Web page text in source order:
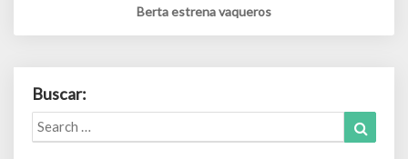
Berta estrena vaqueros
Buscar:
Search
for: